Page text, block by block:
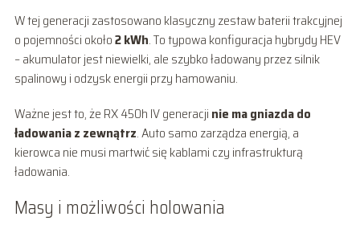
W tej generacji zastosowano klasyczny zestaw baterii trakcyjnej
o pojemności około2 kWh. To typowa konfiguracja hybrydy HEV
– akumulator jest niewielki, ale szybko ładowany przez silnik
spalinowy i odzysk energii przy hamowaniu.
Ważne jest to, że RX 450h IV generacji nie ma gniazda do
ładowania z zewnątrz. Auto samo zarządza energią, a
kierowca nie musi martwić się kablami czy infrastrukturą
ładowania.
Masy i możliwości holowania